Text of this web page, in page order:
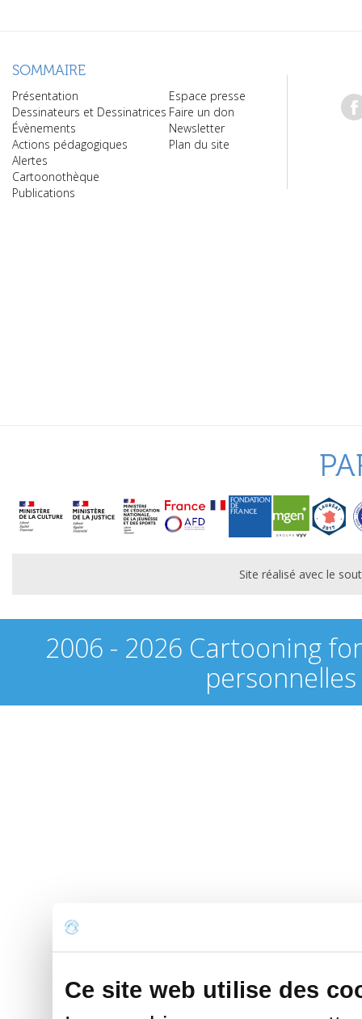
Ce site web utilise des
SOMMAIRE
Présentation
Dessinateurs et Dessinatrices
Évènements
Actions pédagogiques
Alertes
Cartoonothèque
Publications
Espace presse
Faire un don
Newsletter
Plan du site
Site réalisé avec le
2006 - 2026 Cartooning
personnelles